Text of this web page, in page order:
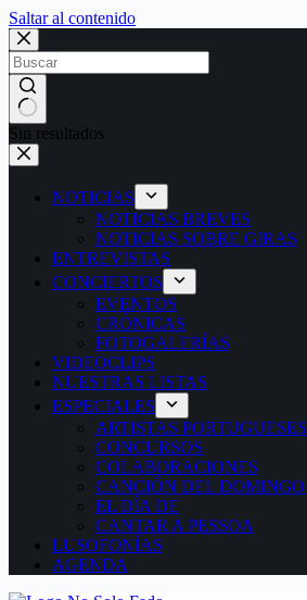
Saltar al contenido
Sin resultados
NOTICIAS
NOTICIAS BREVES
NOTICIAS SOBRE GIRAS
ENTREVISTAS
CONCIERTOS
EVENTOS
CRÓNICAS
FOTOGALERÍAS
VIDEOCLIPS
NUESTRAS LISTAS
ESPECIALES
ARTISTAS PORTUGUESES
CONCURSOS
COLABORACIONES
CANCIÓN DEL DOMINGO
EL DÍA DE
CANTAR A PESSOA
LUSOFONÍAS
AGENDA